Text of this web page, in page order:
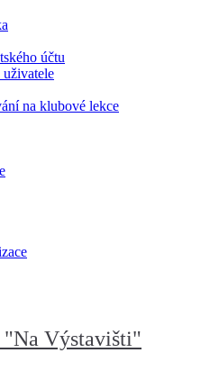
účtu
uživatele
na klubové lekce
"Na Výstavišti"